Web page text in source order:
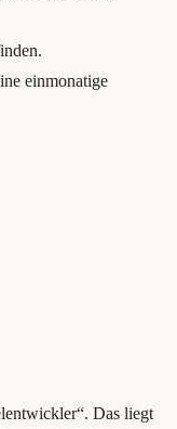
einmonatige
Das liegt